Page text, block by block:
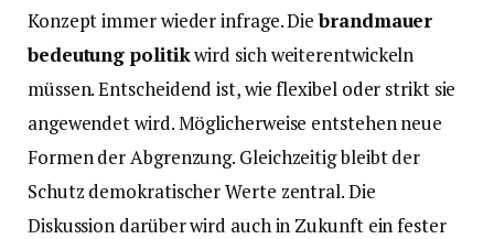
Konzept immer wieder infrage. Diebrandmauer
bedeutung politikwird sich weiterentwickeln
müssen. Entscheidend ist, wie flexibel oder strikt sie
angewendet wird. Möglicherweise entstehen neue
Formen der Abgrenzung. Gleichzeitig bleibt der
Schutz demokratischer Werte zentral. Die
Diskussion darüber wird auch in Zukunft ein fester